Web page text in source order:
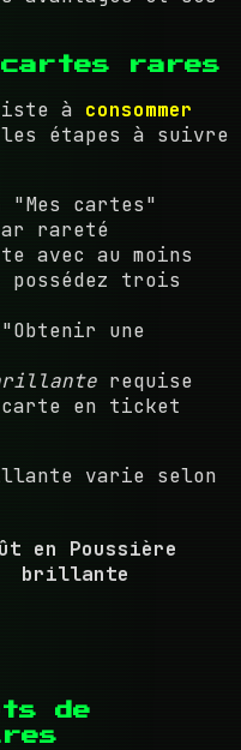
cartes rares
à consommer
étapes à suivre
"Mes cartes"
rareté
avec au moins
trois
une
requise
en ticket
varie selon
en Poussière
brillante
de